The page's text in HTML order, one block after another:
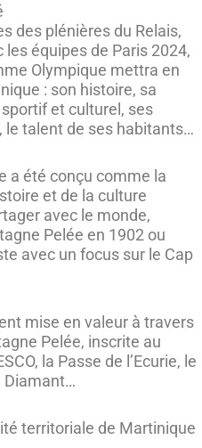
des plénières du Relais,
équipes de Paris 2024,
Olympique mettra en
: son histoire, sa
et culturel, ses
le talent de ses habitants…
a été conçu comme la
et de la culture
avec le monde,
Pelée en 1902 ou
avec un focus sur le Cap
mise en valeur à travers
Pelée, inscrite au
la Passe de l’Ecurie, le
Diamant…
territoriale de Martinique